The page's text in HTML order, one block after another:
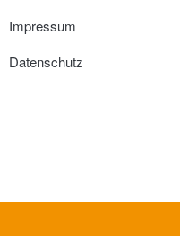
Impressum
Datenschutz